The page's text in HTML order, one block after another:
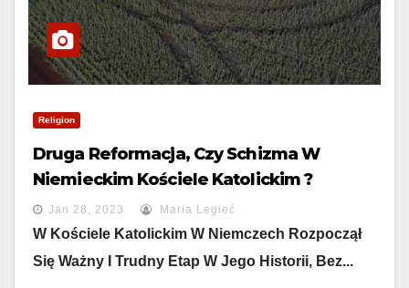
Religion
Druga Reformacja, Czy Schizma W
Niemieckim Kościele Katolickim ?
Jan 28, 2023 Maria Legieć
W Kościele Katolickim W Niemczech Rozpoczął
Się Ważny I Trudny Etap W Jego Historii, Bez...